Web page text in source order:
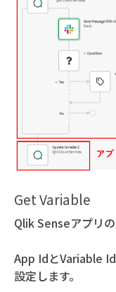
Get Variable
Qlik Senseアプリ
App IdとVariable
設定します。